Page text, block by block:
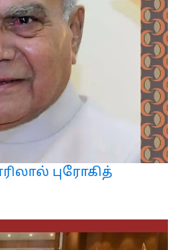
புரோகித்